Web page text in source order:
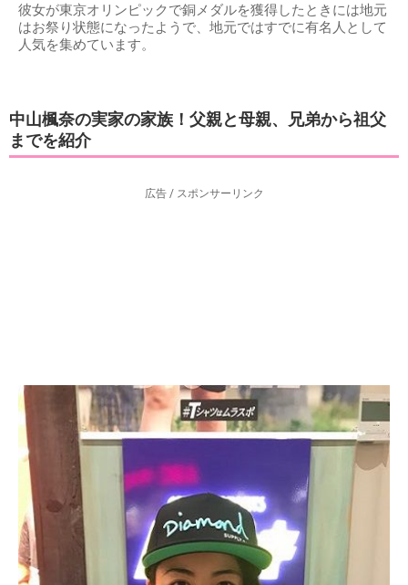
彼女が東京オリンピックで銅メダルを獲得したときには地元
はお祭り状態になったようで、地元ではすでに有名人として
人気を集めています。
中山楓奈の実家の家族！父親と母親、兄弟から祖父
までを紹介
広告 / スポンサーリンク